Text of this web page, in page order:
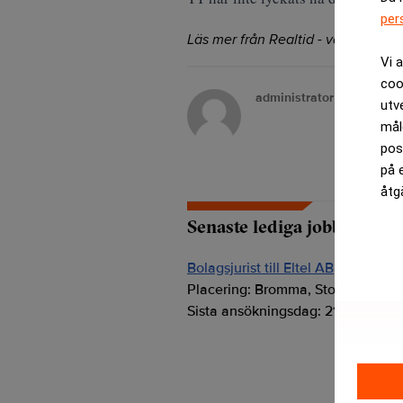
Vi
på
Läs mer från Realtid - vårt
administrator
Senaste lediga jobben
Bolagsjurist till Eltel AB
Placering: Bromma, Stockholm
Sista ansökningsdag: 21/08/2026